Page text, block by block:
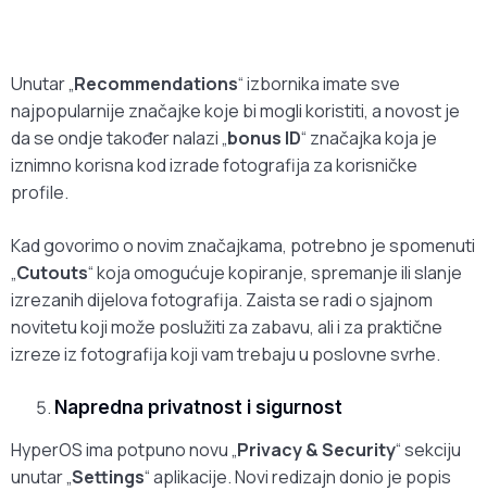
Unutar „Recommendations“ izbornika imate sve
najpopularnije značajke koje bi mogli koristiti, a novost je
da se ondje također nalazi „bonus ID“ značajka koja je
iznimno korisna kod izrade fotografija za korisničke
profile.
Kad govorimo o novim značajkama, potrebno je spomenuti
„Cutouts“ koja omogućuje kopiranje, spremanje ili slanje
izrezanih dijelova fotografija. Zaista se radi o sjajnom
novitetu koji može poslužiti za zabavu, ali i za praktične
izreze iz fotografija koji vam trebaju u poslovne svrhe.
Napredna privatnost i sigurnost
HyperOS ima potpuno novu „Privacy & Security“ sekciju
unutar „Settings“ aplikacije. Novi redizajn donio je popis